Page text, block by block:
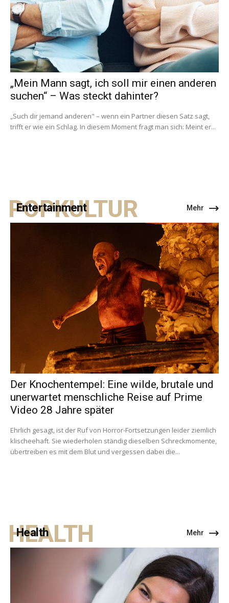
„Mein Mann sagt, ich soll mir einen anderen
suchen“ – Was steckt dahinter?
„Such dir jemand anderen" – wenn ein Partner diesen Satz sagt,
trifft er wie ein Schlag. In diesem Moment fragt man sich: Meint er...
Entertainment
POPKULTUR Mehr
Der Knochentempel: Eine wilde, brutale und
unerwartet menschliche Reise auf Prime
Video 28 Jahre später
Ehrlich gesagt, ist der Ruf von Horror-Fortsetzungen leider ziemlich
klischeehaft. Sie wiederholen ständig dieselben Schreckmomente,
übertreiben es mit dem Blut und vergessen dabei die...
Health
HEALTH Mehr